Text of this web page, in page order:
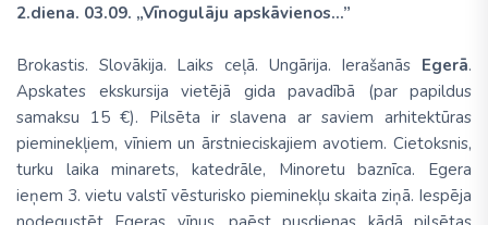
2.diena. 03.09. „Vīnogulāju apskāvienos...”
Brokastis. Slovākija. Laiks ceļā. Ungārija. Ierašanās Egerā.
Apskates ekskursija vietējā gida pavadībā (par papildus
samaksu 15 €). Pilsēta ir slavena ar saviem arhitektūras
pieminekļiem, vīniem un ārstnieciskajiem avotiem. Cietoksnis,
turku laika minarets, katedrāle, Minoretu baznīca. Egera
ieņem 3. vietu valstī vēsturisko pieminekļu skaita ziņā. Iespēja